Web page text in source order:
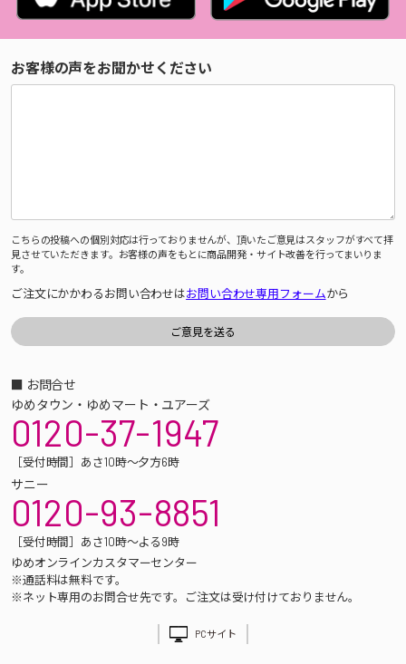
お客様の声をお聞かせください
こちらの投稿への個別対応は行っておりませんが、頂いたご意見はスタッフがすべて拝
見させていただきます。お客様の声をもとに商品開発・サイト改善を行ってまいりま
す。
ご注文にかかわるお問い合わせはお問い合わせ専用フォームから
■ お問合せ
ゆめタウン・ゆめマート・ユアーズ
0120-37-1947
［受付時間］あさ10時～夕方6時
サニー
0120-93-8851
［受付時間］あさ10時～よる9時
ゆめオンラインカスタマーセンター
※通話料は無料です。
※ネット専用のお問合せ先です。ご注文は受け付けておりません。
PCサイト